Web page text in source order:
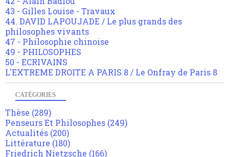
43 - Gilles Louise - Travaux
44. DAVID LAPOUJADE / Le plus grands des
philosophes vivants
47 - Philosophie chinoise
49 - PHILOSOPHES
50 - ECRIVAINS
L'EXTREME DROITE A PARIS 8 / Le Onfray de Paris 8
CATÉGORIES
Thèse (289)
Penseurs Et Philosophes (249)
Actualités (200)
Littérature (180)
Friedrich Nietzsche (166)